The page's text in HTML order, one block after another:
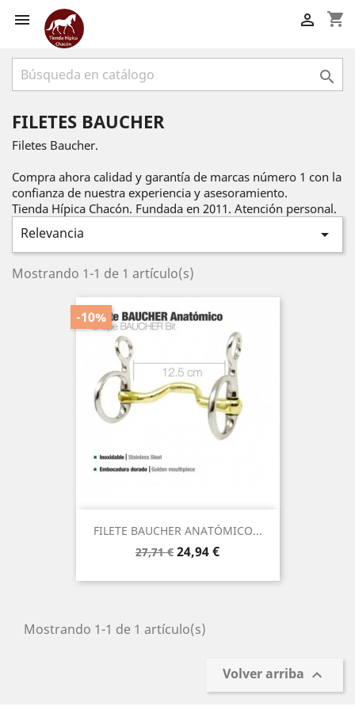
 shopping_cart


FILETES BAUCHER
Filetes Baucher.
Compra ahora calidad y garantía de marcas número 1 con la
confianza de nuestra experiencia y asesoramiento.
Tienda Hípica Chacón. Fundada en 2011. Atención personal.
Relevancia 
Mostrando 1-1 de 1 artículo(s)
FILETE BAUCHER ANATÓMICO...
Precio
27,71 €
-10%
Precio
24,94 €
Mostrando 1-1 de 1 artículo(s)
Volver arriba 